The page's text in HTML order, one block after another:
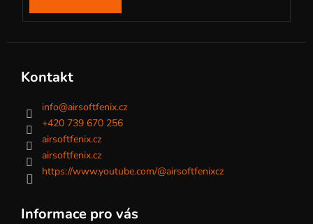
Kontakt
info@airsoftfenix.cz
+420 739 670 256
airsoftfenix.cz
airsoftfenix.cz
https://www.youtube.com/@airsoftfenixcz
Informace pro vás